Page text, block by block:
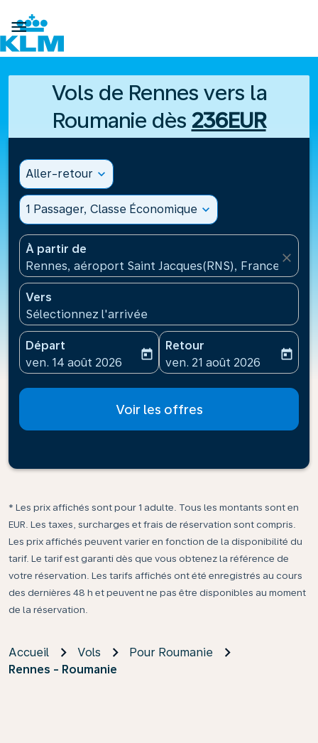

Vols de Rennes vers la
Roumanie dès 236EUR
Aller-retour expand_more
1 Passager, Classe Économique expand_more
À partir de
Rennes, aéroport Saint Jacques(RNS), France
close
Vers
Sélectionnez l'arrivée
Départ
fc-booking-departure-date-aria-label
ven. 14 août 2026
today
Retour
fc-booking-return-date-
ven. 21 août 2026
today
Voir les offres
* Les prix affichés sont pour 1 adulte. Tous les montants sont en
EUR. Les taxes, surcharges et frais de réservation sont compris.
Les prix affichés peuvent varier en fonction de la disponibilité du
tarif. Le tarif est garanti dès que vous obtenez la référence de
votre réservation. Les tarifs affichés ont été enregistrés au cours
des dernières 48 h et peuvent ne pas être disponibles au moment
de la réservation.
Accueil Vols
Pour Roumanie
Rennes - Roumanie